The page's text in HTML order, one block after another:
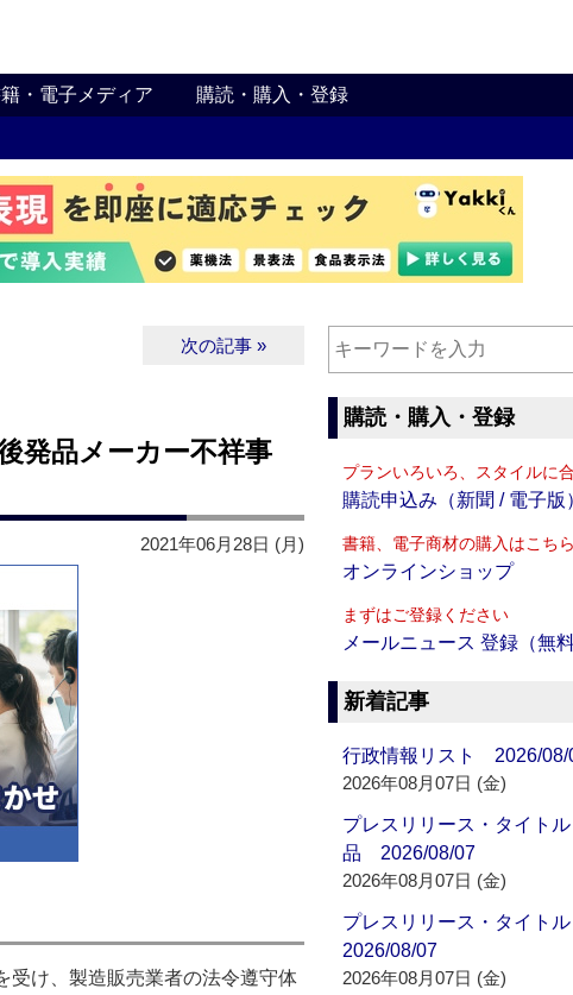
・電子メディア 購読・購入・登録
次の記事 »
発品メーカー不祥事
2021年06月28日 (月)
け、製造販売業者の法令遵守体
購読・購入・登録
プランいろいろ、スタイルに
購読申込み（新聞 / 電子版
書籍、電子商材の購入はこちら
オンラインショップ
まずはご登録ください
メールニュース 登録（無料
新着記事
行政情報リスト 2026/08/
2026年08月07日 (金)
プレスリリース・タイト
品 2026/08/07
2026年08月07日 (金)
プレスリリース・タイト
2026/08/07
2026年08月07日 (金)